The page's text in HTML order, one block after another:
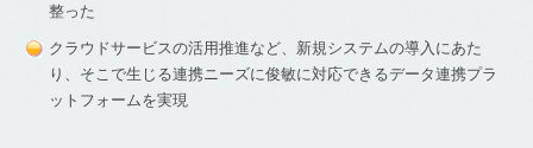
整った
クラウドサービスの活用推進など、新規システムの導入にあた
り、そこで生じる連携ニーズに俊敏に対応できるデータ連携プラ
ットフォームを実現